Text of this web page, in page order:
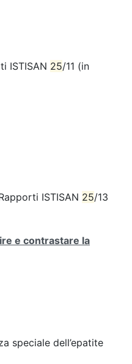
ISTISAN 25/11 (in
ISTISAN 25/13
e contrastare la
speciale dell’epatite